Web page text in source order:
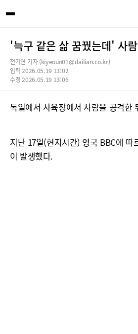
'늑구 같은 삶 꿈꿨는데' 사
전기연 기자 (kiyeoun01@dailian.co.kr)
입력 2026.05.19 13:02
수정 2026.05.19 13:06
독일에서 사육장에서 사람을 공격한
지난 17일(현지시간) 영국 BBC에
이 발생했다.